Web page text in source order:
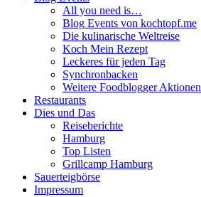
All you need is…
Blog Events von kochtopf.me
Die kulinarische Weltreise
Koch Mein Rezept
Leckeres für jeden Tag
Synchronbacken
Weitere Foodblogger Aktionen
Restaurants
Dies und Das
Reiseberichte
Hamburg
Top Listen
Grillcamp Hamburg
Sauerteigbörse
Impressum